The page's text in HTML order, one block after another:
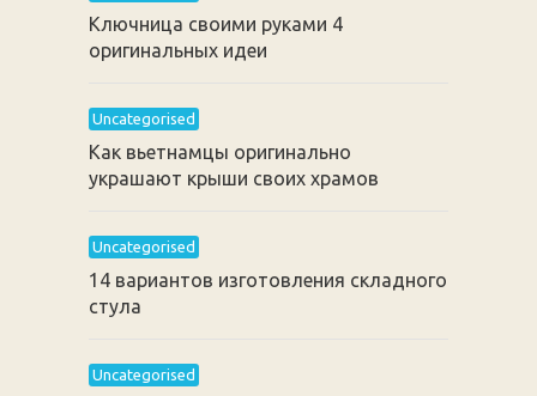
Ключница своими руками 4
оригинальных идеи
Uncategorised
Как вьетнамцы оригинально
украшают крыши своих храмов
Uncategorised
14 вариантов изготовления складного
стула
Uncategorised